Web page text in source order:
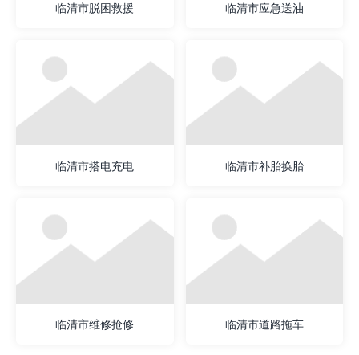
临清市脱困救援 临清市应急送油
临清市搭电充电 临清市补胎换胎
临清市维修抢修 临清市道路拖车